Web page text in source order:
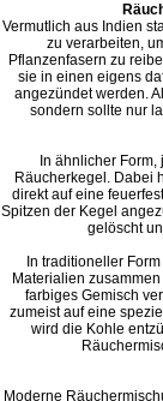
Vermutlich aus Indien
zu verarbeiten,
Pflanzenfasern zu
sie in einen eigens
angezündet werden.
sondern sollte nur
In ähnlicher
Räucherkegel. Dabei
direkt auf eine
Spitzen der Kegel
gelöscht
In traditioneller
Materialien
farbiges Gemisch
zumeist auf eine
wird die Kohle
Moderne